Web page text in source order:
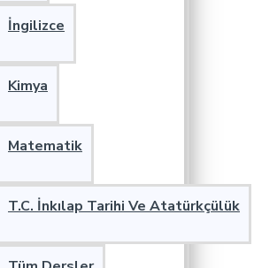
İngilizce
Kimya
Matematik
T.C. İnkılap Tarihi Ve Atatürkçülük